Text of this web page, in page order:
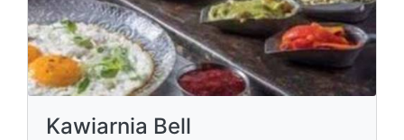
Kawiarnia Bell